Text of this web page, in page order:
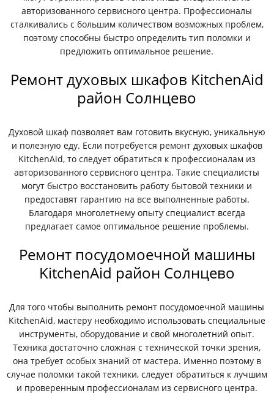
авторизованного сервисного центра. Профессионалы
сталкивались с большим количеством возможных проблем,
поэтому способны быстро определить тип поломки и
предложить оптимальное решение.
Ремонт духовых шкафов KitchenAid
район Солнцево
Духовой шкаф позволяет вам готовить вкусную, уникальную
и полезную еду. Если потребуется ремонт духовых шкафов
KitchenAid, то следует обратиться к профессионалам из
авторизованного сервисного центра. Такие специалисты
могут быстро восстановить работу бытовой техники и
предоставят гарантию на все выполненные работы.
Благодаря многолетнему опыту специалист всегда
предлагает самое оптимальное решение проблемы.
Ремонт посудомоечной машины
KitchenAid район Солнцево
Для того чтобы выполнить ремонт посудомоечной машины
KitchenAid, мастеру необходимо использовать специальные
инструменты, оборудование и свой многолетний опыт.
Техника достаточно сложная с технической точки зрения,
она требует особых знаний от мастера. Именно поэтому в
случае поломки такой техники, следует обратиться к лучшим
и проверенным профессионалам из сервисного центра.